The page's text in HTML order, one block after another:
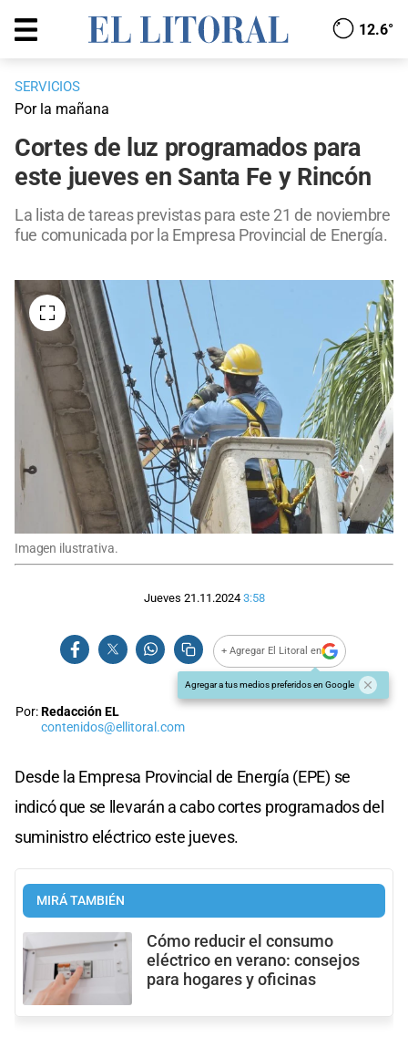
12.6°
SERVICIOS
Por la mañana
Cortes de luz programados para
este jueves en Santa Fe y Rincón
La lista de tareas previstas para este 21 de noviembre
fue comunicada por la Empresa Provincial de Energía.
Imagen ilustrativa.
Jueves 21.11.2024 3:58
+ Agregar El Litoral en
Agregar a tus medios preferidos en Google
Por:Redacción EL
contenidos@ellitoral.com
Desde la Empresa Provincial de Energía (EPE) se
indicó que se llevarán a cabo cortes programados del
suministro eléctrico este jueves.
MIRÁ TAMBIÉN
Cómo reducir el consumo
eléctrico en verano: consejos
para hogares y oficinas